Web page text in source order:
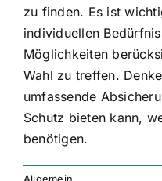
zu finden. Es ist
individuellen
Möglichkeiten
Wahl zu treffen.
umfassende
Schutz bieten kann,
benötigen.